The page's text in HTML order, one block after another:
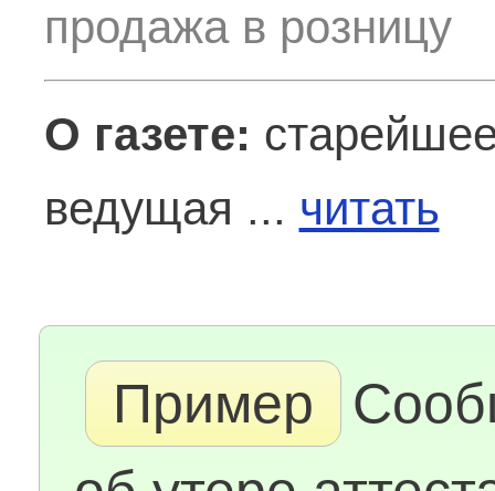
продажа в розницу
О газете:
ведущая ... читать
Пример